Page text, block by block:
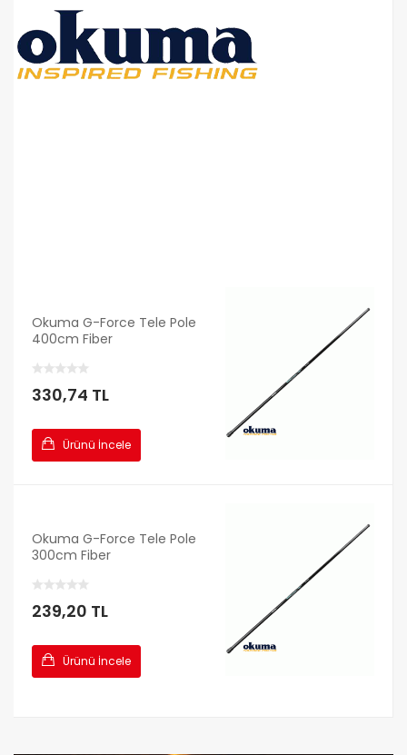
Okuma G-Force Tele Pole
400cm Fiber
330,74 TL
Ürünü İncele
Okuma G-Force Tele Pole
300cm Fiber
239,20 TL
Ürünü İncele